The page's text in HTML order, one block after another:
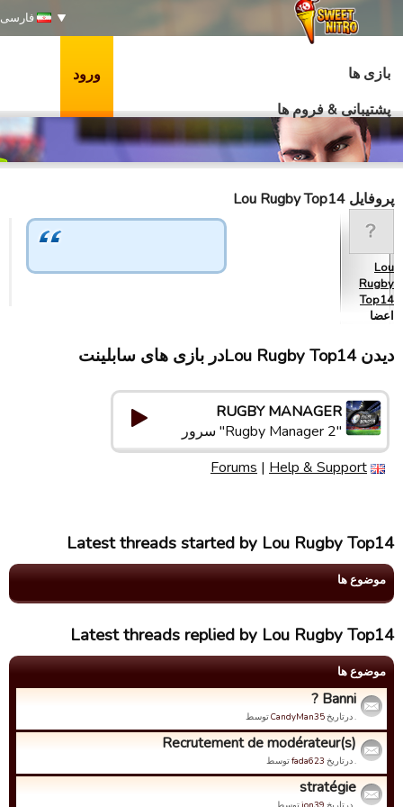
فارسی
بازی ها
پشتیبانی & فروم ها
ورود
پروفایل Lou Rugby Top14
Lou
Rugby
Top14
اعضا
دیدن Lou Rugby Top14در بازی های سابلینت
RUGBY MANAGER
"Rugby Manager 2" سرور
Forums | Help & Support
Latest threads started by Lou Rugby Top14
موضوع ها
Latest threads replied by Lou Rugby Top14
موضوع ها
Banni ?
. درتاریخCandyMan35توسط
Recrutement de modérateur(s)
. درتاریخ fada623توسط
stratégie